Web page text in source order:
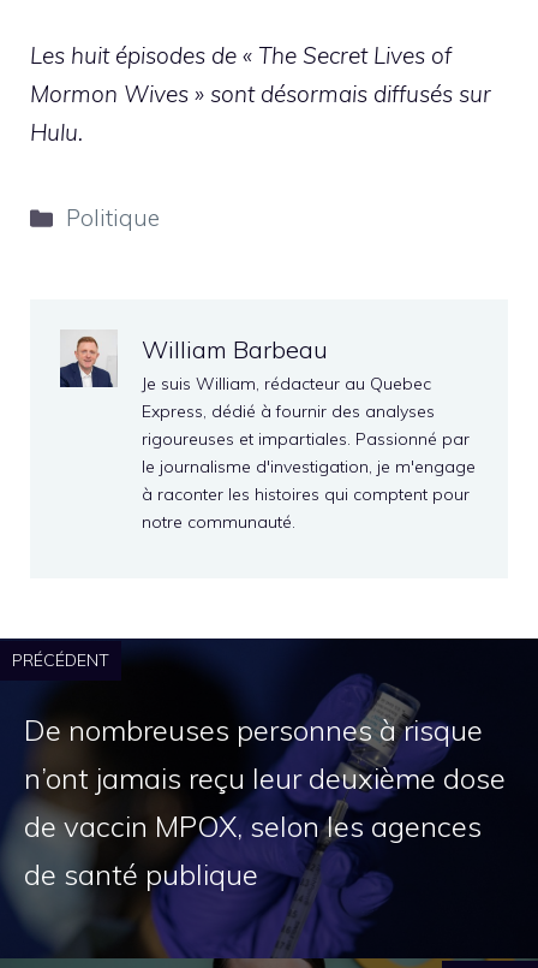
Les huit épisodes de « The Secret Lives of
Mormon Wives » sont désormais diffusés sur
Hulu.
Catégories
Politique
William Barbeau
Je suis William, rédacteur au Quebec
Express, dédié à fournir des analyses
rigoureuses et impartiales. Passionné par
le journalisme d'investigation, je m'engage
à raconter les histoires qui comptent pour
notre communauté.
PRÉCÉDENT
De nombreuses personnes à risque
n’ont jamais reçu leur deuxième dose
de vaccin MPOX, selon les agences
de santé publique